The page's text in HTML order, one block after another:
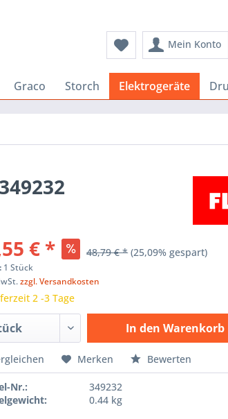
Mein Konto
Graco Storch Elektrogeräte
€ * 48,79 € * (25,09% gespart)
1 Stück
zzgl. Versandkosten
2 -3 Tage
In den Warenkorb
Hinzugefügt
Merken Bewerten
Nr.:
349232
0.44 kg